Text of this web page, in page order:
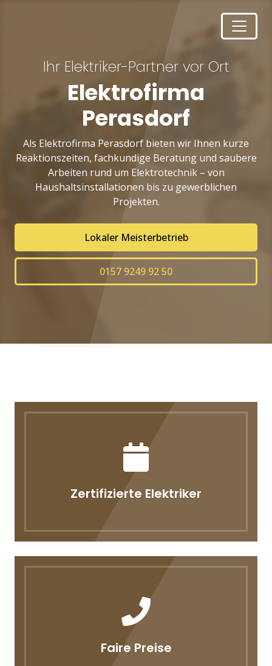
Ihr Elektriker-Partner vor Ort
Elektrofirma
Perasdorf
Als Elektrofirma Perasdorf bieten wir Ihnen kurze
Reaktionszeiten, fachkundige Beratung und saubere
Arbeiten rund um Elektrotechnik – von
Haushaltsinstallationen bis zu gewerblichen
Projekten.
Lokaler Meisterbetrieb
0157 9249 92 50
Zertifizierte Elektriker
Faire Preise